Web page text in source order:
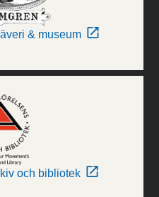
& museum
och bibliotek